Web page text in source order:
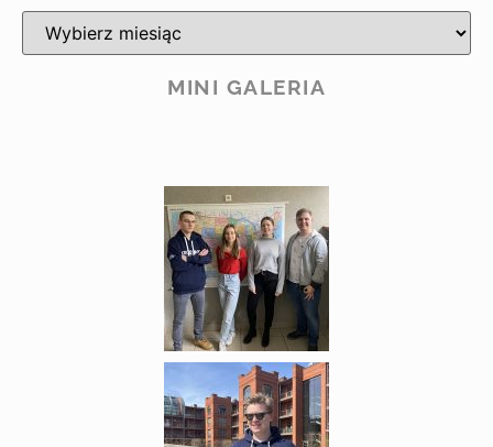
MINI GALERIA